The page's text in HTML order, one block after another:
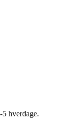
hverdage.